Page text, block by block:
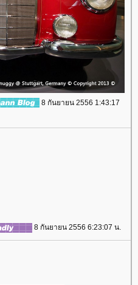
8 กันยายน 2556 1:43:17
8 กันยายน 2556 6:23:07 น.